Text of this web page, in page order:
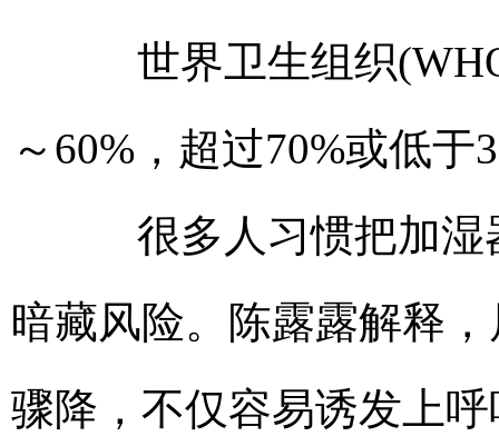
世界卫生组织
～60%，超过70%或低
很多人习惯把加湿
暗藏风险。陈露露解释
骤降，不仅容易诱发上